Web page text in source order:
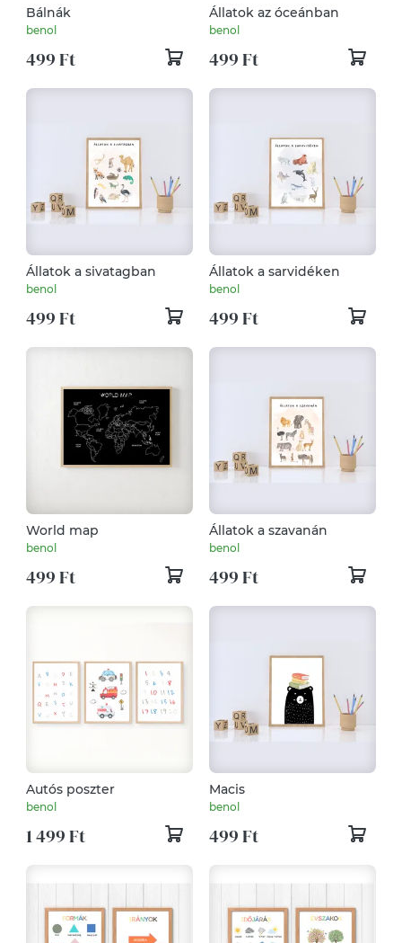
Bálnák
benol
499 Ft
Állatok az óceánban
benol
499 Ft
Állatok a sivatagban
benol
499 Ft
Állatok a sarvidéken
benol
499 Ft
World map
benol
499 Ft
Állatok a szavanán
benol
499 Ft
Autós poszter
benol
1 499 Ft
Macis
benol
499 Ft